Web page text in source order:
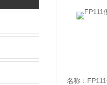
名称：